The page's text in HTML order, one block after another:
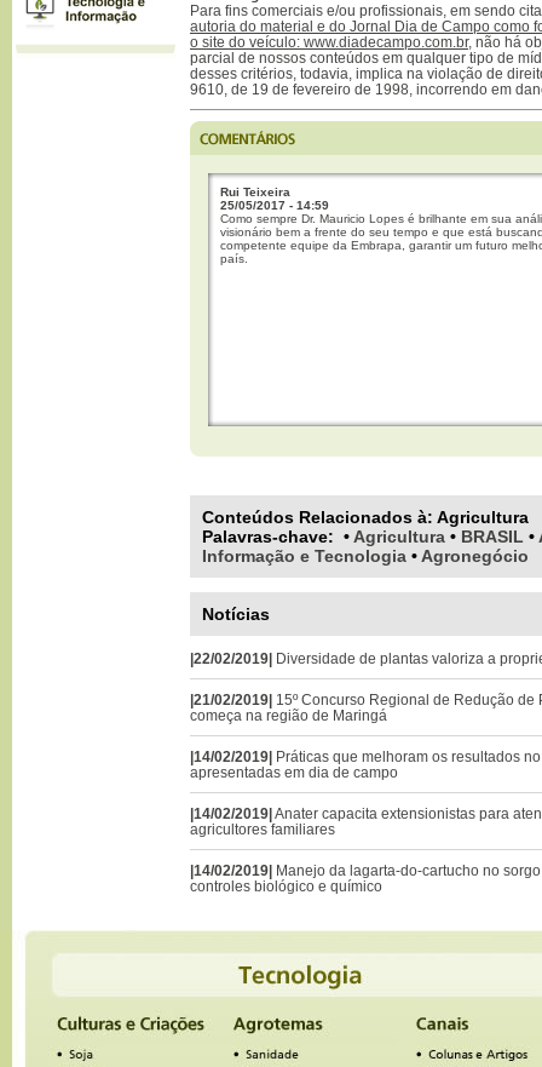
Para fins comerciais e/ou profissionais, em sendo
autoria do material e do Jornal Dia de Campo como
o site do veículo: www.diadecampo.com.br, não há
parcial de nossos conteúdos em qualquer tipo de
desses critérios, todavia, implica na violação de
9610, de 19 de fevereiro de 1998, incorrendo em
Rui Teixeira
25/05/2017 - 14:59
Como sempre Dr. Mauricio Lopes é brilhante em sua
visionário bem a frente do seu tempo e que está
competente equipe da Embrapa, garantir um futuro
país.
Conteúdos Relacionados à: Agricultura
Palavras-chave: • Agricultura • BRASIL •
Informação e Tecnologia • Agronegócio
Notícias
|22/02/2019| Diversidade de plantas valoriza a
|21/02/2019| 15º Concurso Regional de Redução
começa na região de Maringá
|14/02/2019| Práticas que melhoram os resultados
apresentadas em dia de campo
|14/02/2019|Anater capacita extensionistas para
agricultores familiares
|14/02/2019| Manejo da lagarta-do-cartucho no
controles biológico e químico